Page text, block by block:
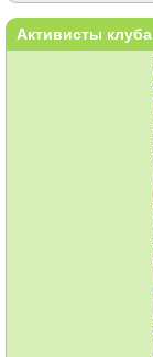
Активисты клуба